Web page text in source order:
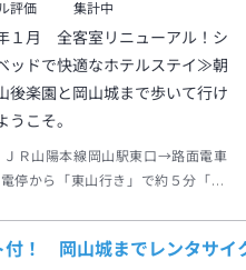
評価
集計中
１月 全客室リニューアル！シ
ッドで快適なホテルステイ≫朝
後楽園と岡山城まで歩いて行け
うこそ。
ＪＲ山陽本線岡山駅東口→路面電車
電停から「東山行き」で約５分「城
付！ 岡山城までレンタサ